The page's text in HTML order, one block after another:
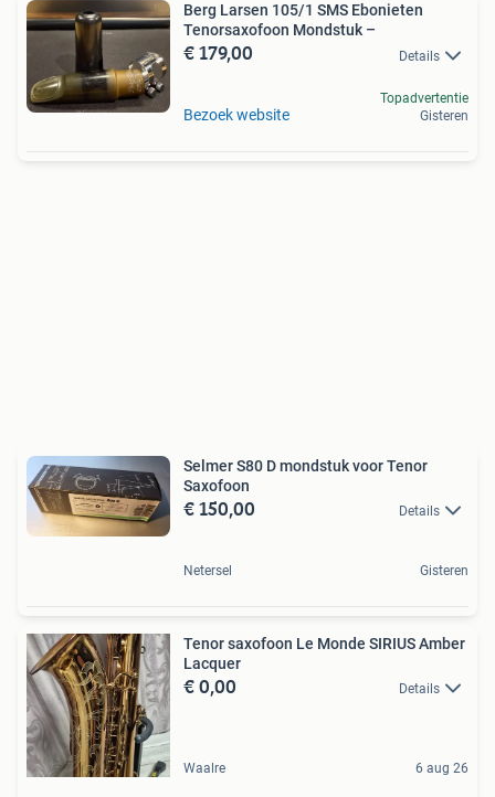
Berg Larsen 105/1 SMS Ebonieten
Tenorsaxofoon Mondstuk –
€ 179,00 Details
Bezoek website
Topadvertentie
Gisteren
Selmer S80 D mondstuk voor Tenor
Saxofoon
€ 150,00 Details
Netersel Gisteren
Tenor saxofoon Le Monde SIRIUS Amber
Lacquer
€ 0,00 Details
Waalre 6 aug 26